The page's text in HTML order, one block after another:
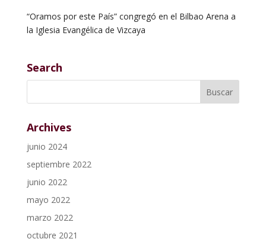
“Oramos por este País” congregó en el Bilbao Arena a
la Iglesia Evangélica de Vizcaya
Search
Archives
junio 2024
septiembre 2022
junio 2022
mayo 2022
marzo 2022
octubre 2021